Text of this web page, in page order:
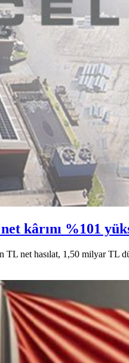
kârını %101
net hasılat, 1,50 milyar